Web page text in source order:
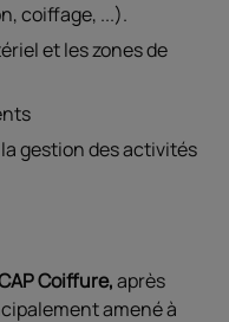
coiffage, ...).
et les zones de
gestion des activités
Coiffure,après
amené à